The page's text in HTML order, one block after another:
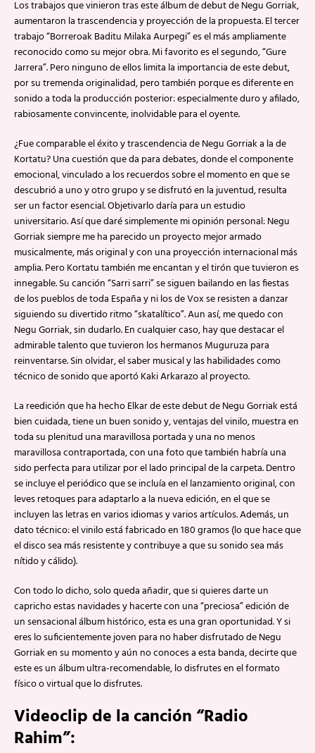
Los trabajos que vinieron tras este álbum de debut de Negu Gorriak,
aumentaron la trascendencia y proyección de la propuesta. El tercer
trabajo “Borreroak Baditu Milaka Aurpegi” es el más ampliamente
reconocido como su mejor obra. Mi favorito es el segundo, “Gure
Jarrera”. Pero ninguno de ellos limita la importancia de este debut,
por su tremenda originalidad, pero también porque es diferente en
sonido a toda la producción posterior: especialmente duro y afilado,
rabiosamente convincente, inolvidable para el oyente.
¿Fue comparable el éxito y trascendencia de Negu Gorriak a la de
Kortatu? Una cuestión que da para debates, donde el componente
emocional, vinculado a los recuerdos sobre el momento en que se
descubrió a uno y otro grupo y se disfrutó en la juventud, resulta
ser un factor esencial. Objetivarlo daría para un estudio
universitario. Así que daré simplemente mi opinión personal: Negu
Gorriak siempre me ha parecido un proyecto mejor armado
musicalmente, más original y con una proyección internacional más
amplia. Pero Kortatu también me encantan y el tirón que tuvieron es
innegable. Su canción “Sarri sarri” se siguen bailando en las fiestas
de los pueblos de toda España y ni los de Vox se resisten a danzar
siguiendo su divertido ritmo “skatalítico”. Aun así, me quedo con
Negu Gorriak, sin dudarlo. En cualquier caso, hay que destacar el
admirable talento que tuvieron los hermanos Muguruza para
reinventarse. Sin olvidar, el saber musical y las habilidades como
técnico de sonido que aportó Kaki Arkarazo al proyecto.
La reedición que ha hecho Elkar de este debut de Negu Gorriak está
bien cuidada, tiene un buen sonido y, ventajas del vinilo, muestra en
toda su plenitud una maravillosa portada y una no menos
maravillosa contraportada, con una foto que también habría una
sido perfecta para utilizar por el lado principal de la carpeta. Dentro
se incluye el periódico que se incluía en el lanzamiento original, con
leves retoques para adaptarlo a la nueva edición, en el que se
incluyen las letras en varios idiomas y varios artículos. Además, un
dato técnico: el vinilo está fabricado en 180 gramos (lo que hace que
el disco sea más resistente y contribuye a que su sonido sea más
nítido y cálido).
Con todo lo dicho, solo queda añadir, que si quieres darte un
capricho estas navidades y hacerte con una “preciosa” edición de
un sensacional álbum histórico, esta es una gran oportunidad. Y si
eres lo suficientemente joven para no haber disfrutado de Negu
Gorriak en su momento y aún no conoces a esta banda, decirte que
este es un álbum ultra-recomendable, lo disfrutes en el formato
físico o virtual que lo disfrutes.
Videoclip de la canción “Radio
Rahim”: